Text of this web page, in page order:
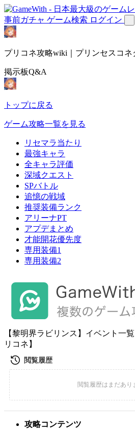
事前ガチャ ゲーム検索 ログイン
プリコネ攻略wiki｜プリンセスコネ
掲示板Q&A
トップに戻る
ゲーム攻略一覧を見る
リセマラ当たり
最強キャラ
全キャラ評価
深域クエスト
SPバトル
追憶の戦域
推奨装備ランク
アリーナPT
アプデまとめ
才能開花優先度
専用装備1
専用装備2
【黎明界ラビリンス】イベント一
リコネ】
攻略コンテンツ